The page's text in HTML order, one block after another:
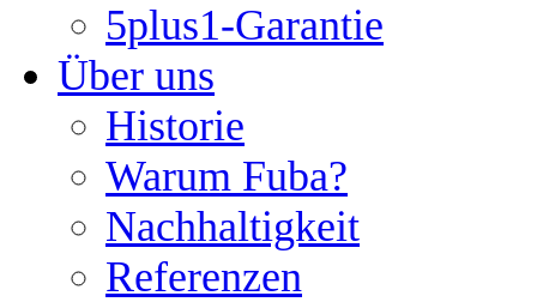
5plus1-Garantie
Über uns
Historie
Warum Fuba?
Nachhaltigkeit
Referenzen